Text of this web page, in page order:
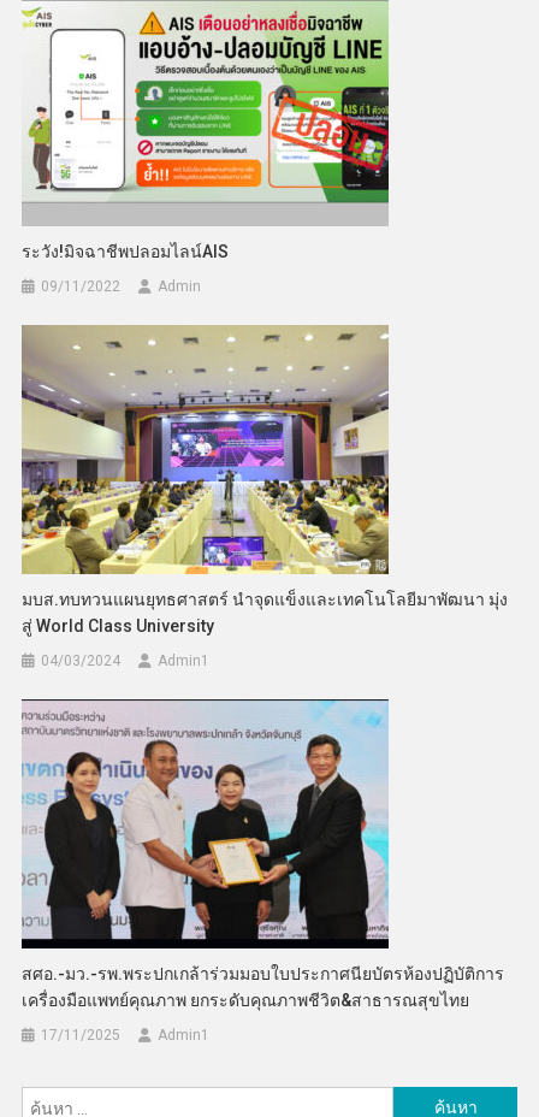
ระวัง!มิจฉาชีพปลอมไลน์AIS
09/11/2022 Admin
มบส.ทบทวนแผนยุทธศาสตร์ นำจุดแข็งและเทคโนโลยีมาพัฒนา มุ่ง
สู่ World Class University
04/03/2024 Admin​1
สศอ.-มว.-รพ.พระปกเกล้าร่วมมอบใบประกาศนียบัตรห้องปฏิบัติการ
เครื่องมือแพทย์คุณภาพ ยกระดับคุณภาพชีวิต&สาธารณสุขไทย
17/11/2025 Admin​1